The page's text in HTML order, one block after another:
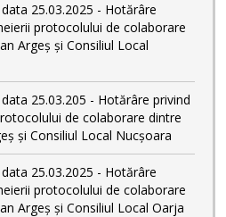
25.03.2025 - Hotărâre
protocolului de colaborare
Argeș și Consiliul Local
25.03.205 - Hotărâre privind
de colaborare dintre
și Consiliul Local Nucșoara
25.03.2025 - Hotărâre
protocolului de colaborare
Argeș și Consiliul Local Oarja